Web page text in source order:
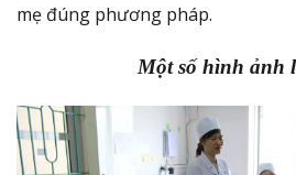
mẹ đúng phương pháp.
Một số hình ảnh